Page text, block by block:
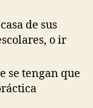
de sus
o ir
se tengan que